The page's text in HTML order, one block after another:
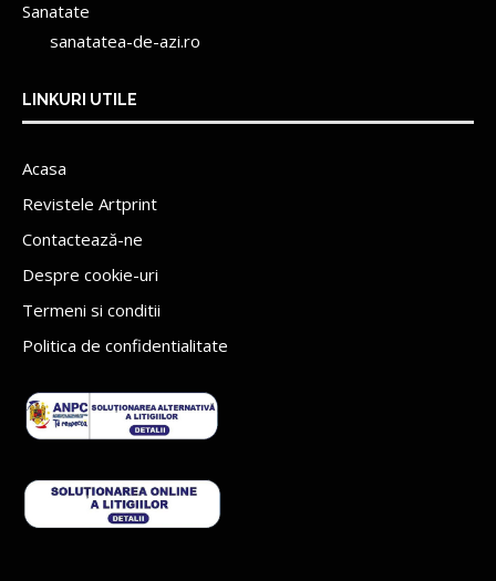
Sanatate
sanatatea-de-azi.ro
LINKURI UTILE
Acasa
Revistele Artprint
Contactează-ne
Despre cookie-uri
Termeni si conditii
Politica de confidentialitate